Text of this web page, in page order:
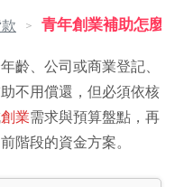
＞ 青年創業補助怎麼
齡、公司或商業登記、
不用償還，但必須依核
創業需求與預算盤點，再
階段的資金方案。